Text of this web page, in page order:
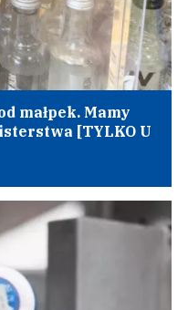
małpek. Mamy
[TYLKO U